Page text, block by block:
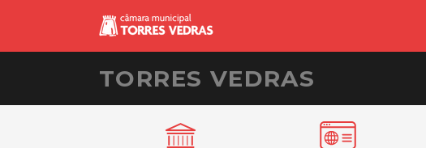
TORRES VEDRAS